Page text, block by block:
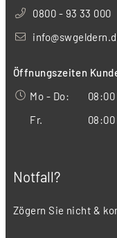
0800 - 93 33 000
Öffnungszeiten
Mo - Do:
08:00
Fr.
08:00
Notfall?
Zögern Sie nicht &